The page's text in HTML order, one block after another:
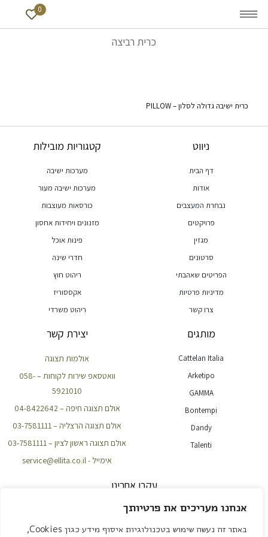
אנחנו מעריכים את פרטיותך
באתר זה נעשה שימוש בטכנולוגיות איסוף מידע כגון Cookies,
0
כרית רביצה
כרית ישיבה גדולה לסלון – PILLOW
ניווט
דף הבית
אודות
נבחרת המעצבים
פרויקטים
מגזין
סרטונים
הפריטים שאהבתי
מדיניות פרטיות
צרו קשר
קטגוריות מובילות
מערכות ישיבה
מערכות ישיבה מעור
כורסאות מעוצבות
מזנונים ויחידות אחסון
פינות אוכל
חדרי שינה
ריהוט חוץ
אקססוריז
ריהוט משרדי
מותגים
Cattelan Italia
Arketipo
GAMMA
Bontempi
Dandy
Talenti
יצירת קשר
אולמות תצוגה
וואטסאפ שירות לקוחות – 058-
5921010
אולם תצוגה חיפה – 04-8422642
אולם תצוגה הרצליה – 03-7581111
אולם תצוגה ראשון לציון – 03-7581111
אימייל - service@ellita.co.il
עקבו אחרינו